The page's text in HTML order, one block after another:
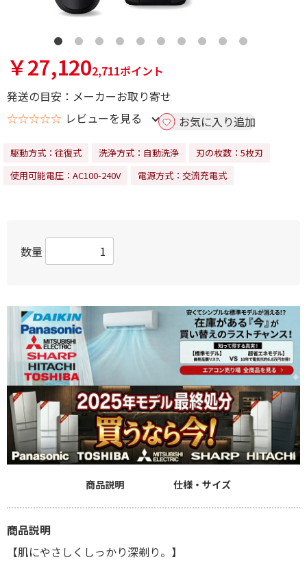
￥27,1202,711ポイント
発送の目安：メーカーお取り寄せ
☆☆☆☆☆ レビューを見る お気に入り追加
駆動方式：往復式 洗浄方式：自動洗浄
刃の枚数：5枚刃
使用可能電圧：AC100-240V
電源方式：交流充電式
数量
商品説明 仕様・サイズ
商品説明
【肌にやさしくしっかり深剃り。】